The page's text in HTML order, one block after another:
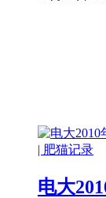
电大